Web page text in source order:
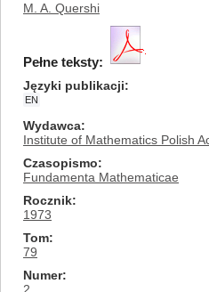
M. A. Quershi
Pełne teksty:
Języki publikacji
EN
Wydawca
Institute of Mathematics Polish
Czasopismo
Fundamenta Mathematicae
Rocznik
1973
Tom
79
Numer